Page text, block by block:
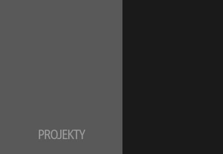
PROJEKTY